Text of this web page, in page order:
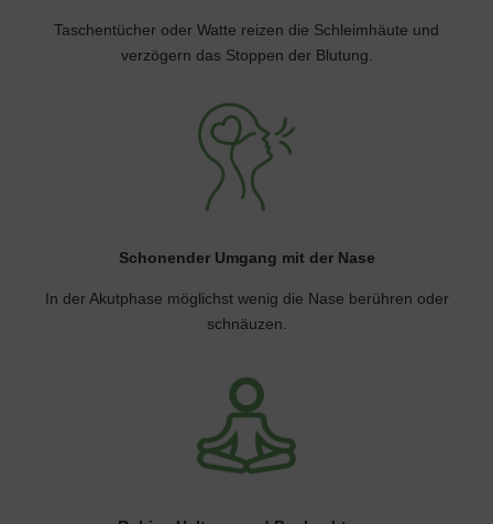
Taschentücher oder Watte reizen die Schleimhäute und
verzögern das Stoppen der Blutung.
Schonender Umgang mit der Nase
In der Akutphase möglichst wenig die Nase berühren oder
schnäuzen.